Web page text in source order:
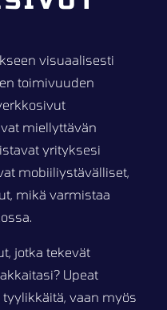
visuaalisesti
toimivuuden
miellyttävän
yrityksesi
mobiiliystävälliset,
mikä varmistaa
jotka tekevät
Upeat
vaan myös